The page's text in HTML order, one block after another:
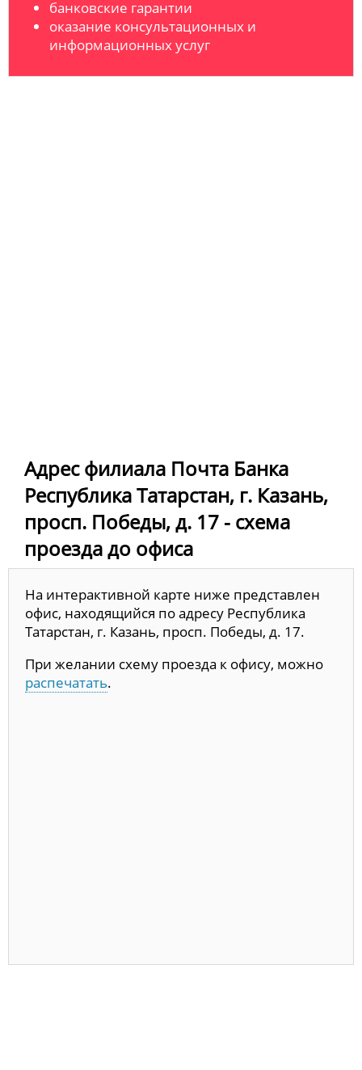
банковские гарантии
оказание консультационных и
информационных услуг
Адрес филиала Почта Банка
Республика Татарстан, г. Казань,
просп. Победы, д. 17 - схема
проезда до офиса
На интерактивной карте ниже представлен
офис, находящийся по адресу Республика
Татарстан, г. Казань, просп. Победы, д. 17.
При желании схему проезда к офису, можно
распечатать.